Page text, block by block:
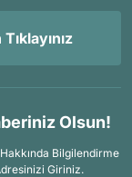
Olsun!
Bilgilendirme
Giriniz.